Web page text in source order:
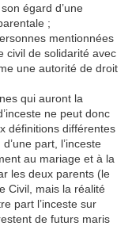
égard d’une
;
mentionnées
civil de solidarité avec
une autorité de droit
qui auront la
ne peut donc
définitions différentes
part, l’inceste
au mariage et à la
les deux parents (le
Civil, mais la réalité
part l’inceste sur
de futurs maris